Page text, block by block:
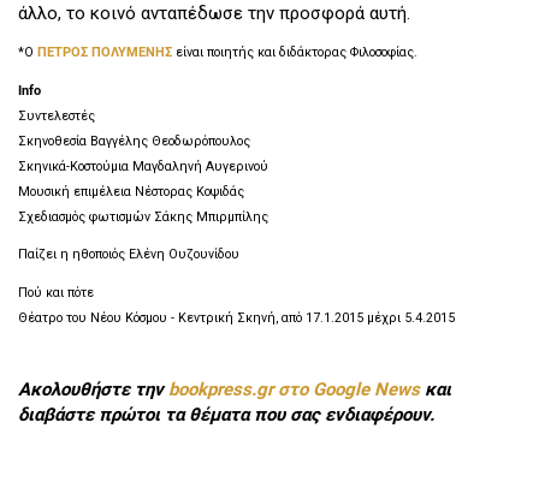
άλλο, το κοινό ανταπέδωσε την προσφορά αυτή.
*Ο ΠΕΤΡΟΣ ΠΟΛΥΜΕΝΗΣ είναι ποιητής και διδάκτορας Φιλοσοφίας.
Info
Συντελεστές
Σκηνοθεσία Βαγγέλης Θεοδωρόπουλος
Σκηνικά-Κοστούμια Μαγδαληνή Αυγερινού
Μουσική επιμέλεια Νέστορας Κοψιδάς
Σχεδιασμός φωτισμών Σάκης Μπιρμπίλης
Παίζει η ηθοποιός Ελένη Ουζουνίδου
Πού και πότε
Θέατρο του Νέου Κόσμου - Κεντρική Σκηνή, από 17.1.2015 μέχρι 5.4.2015
Ακολουθήστε τηνbookpress.gr στο Google Newsκαι
διαβάστε πρώτοι τα θέματα που σας ενδιαφέρουν.